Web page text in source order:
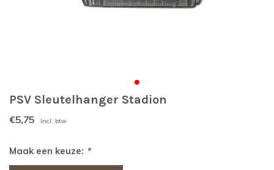
PSV Sleutelhanger Stadion
€5,75 Incl. btw
Maak een keuze: *